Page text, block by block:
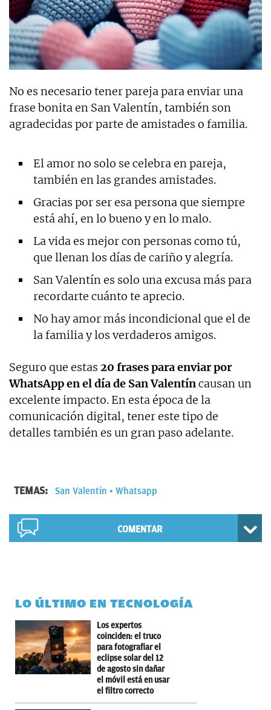
No es necesario tener pareja para enviar una
frase bonita en San Valentín, también son
agradecidas por parte de amistades o familia.
El amor no solo se celebra en pareja,
también en las grandes amistades.
Gracias por ser esa persona que siempre
está ahí, en lo bueno y en lo malo.
La vida es mejor con personas como tú,
que llenan los días de cariño y alegría.
San Valentín es solo una excusa más para
recordarte cuánto te aprecio.
No hay amor más incondicional que el de
la familia y los verdaderos amigos.
Seguro que estas 20 frases para enviar por
WhatsApp en el día de San Valentíncausan un
excelente impacto. En esta época de la
comunicación digital, tener este tipo de
detalles también es un gran paso adelante.
TEMAS: San Valentín Whatsapp
COMENTAR
LO ÚLTIMO EN TECNOLOGÍA
Los expertos
coinciden: el truco
para fotografiar el
eclipse solar del 12
de agosto sin dañar
el móvil está en usar
el filtro correcto